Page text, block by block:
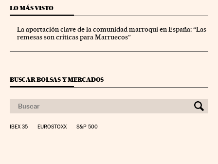
LO MÁS VISTO
La aportación clave de la comunidad marroquí en España: “Las
remesas son críticas para Marruecos”
BUSCAR BOLSAS Y MERCADOS
IBEX 35 EUROSTOXX S&P 500